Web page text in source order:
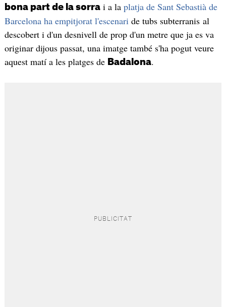
bona part de la sorrai a la platja de Sant Sebastià de
Barcelona ha empitjorat l'escenaride tubs subterranis al
descobert i d'un desnivell de prop d'un metre que ja es va
originar dijous passat, una imatge també s'ha pogut veure
aquest matí a les platges de Badalona.